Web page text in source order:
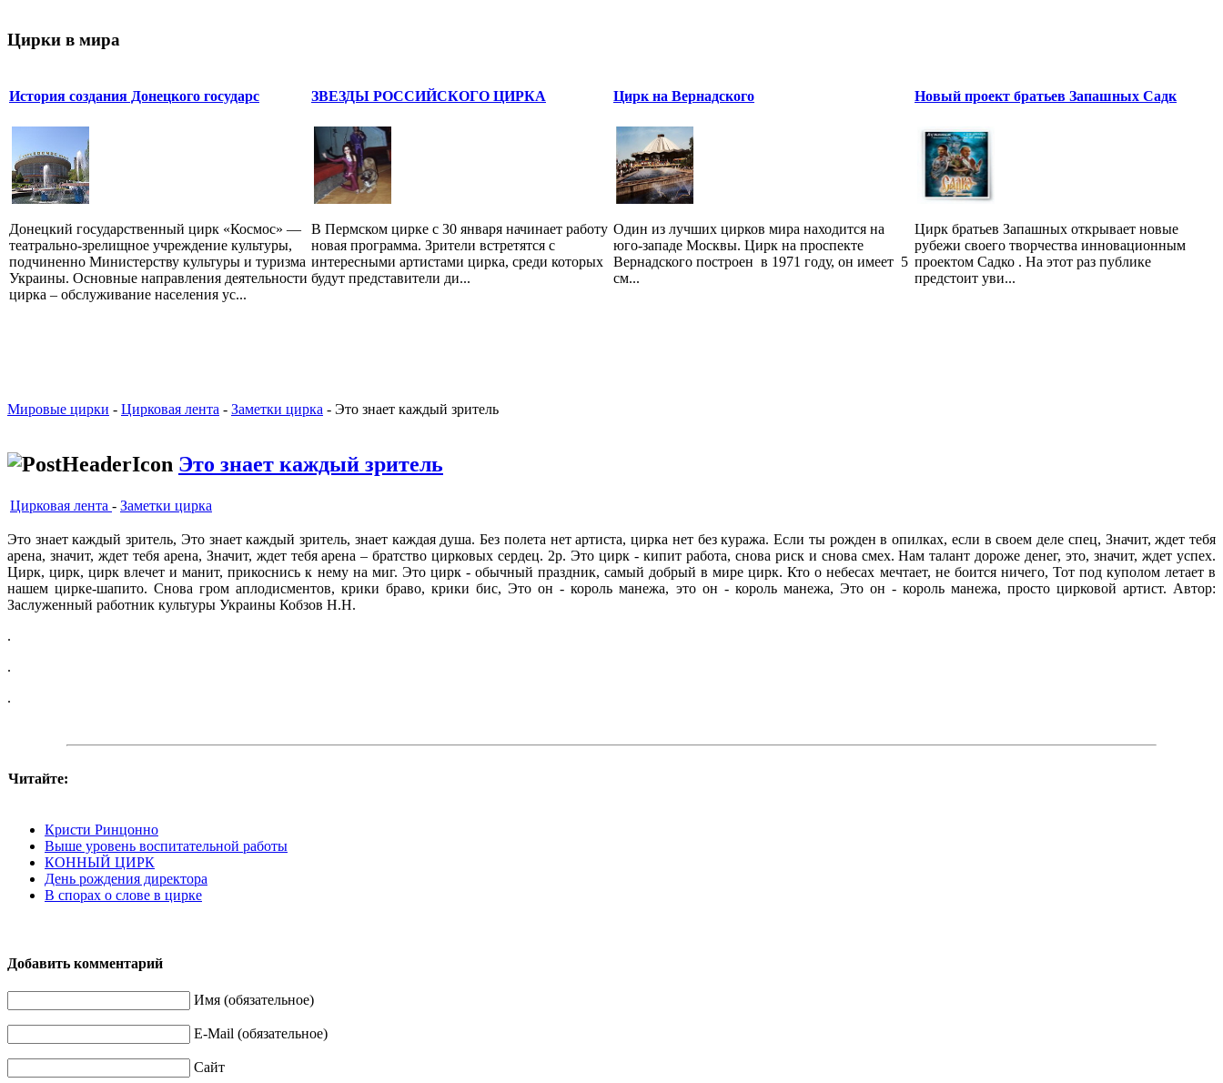
Цирки в мира
История создания Донецкого государс
Донецкий государственный цирк «Космос» —
театрально-зрелищное учреждение культуры,
подчиненно Министерству культуры и туризма
Украины. Основные направления деятельности
цирка – обслуживание населения ус...
ЗВЕЗДЫ РОССИЙСКОГО ЦИРКА
В Пермском цирке с 30 января начинает работу
новая программа. Зрители встретятся с
интересными артистами цирка, среди которых
будут представители ди...
Цирк на Вернадского
Один из лучших цирков мира находится на
юго-западе Москвы. Цирк на проспекте
Вернадского построен в 1971 году, он имеет 5
см...
Новый проект братьев Запашных Садк
Цирк братьев Запашных открывает новые
рубежи своего творчества инновационным
проектом Садко . На этот раз публике
предстоит уви...
Мировые цирки - Цирковая лента - Заметки цирка - Это знает каждый зритель
Это знает каждый зритель
Цирковая лента - Заметки цирка
Это знает каждый зритель, Это знает каждый зритель, знает каждая душа. Без полета нет артиста, цирка нет без куража. Если ты рожден в опилках, если в своем деле спец, Значит, ждет тебя
арена, значит, ждет тебя арена, Значит, ждет тебя арена – братство цирковых сердец. 2р. Это цирк - кипит работа, снова риск и снова смех. Нам талант дороже денег, это, значит, ждет успех.
Цирк, цирк, цирк влечет и манит, прикоснись к нему на миг. Это цирк - обычный праздник, самый добрый в мире цирк. Кто о небесах мечтает, не боится ничего, Тот под куполом летает в
нашем цирке-шапито. Снова гром аплодисментов, крики браво, крики бис, Это он - король манежа, это он - король манежа, Это он - король манежа, просто цирковой артист. Автор:
Заслуженный работник культуры Украины Кобзов Н.Н.
.
.
.
Читайте:
Кристи Ринцонно
Выше уровень воспитательной работы
КОННЫЙ ЦИРК
День рождения директора
В спорах о слове в цирке
Добавить комментарий
Имя (обязательное)
E-Mail (обязательное)
Сайт